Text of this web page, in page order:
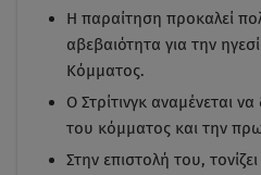
Η παραίτηση προκαλεί
αβεβαιότητα για την
Κόμματος.
Ο Στρίτινγκ αναμένεται
του κόμματος και την
Στην επιστολή του,